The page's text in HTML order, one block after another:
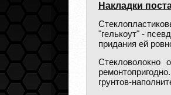
Накладки
"гелькоут" -
придания ей
Стекловолокно
грунтов-